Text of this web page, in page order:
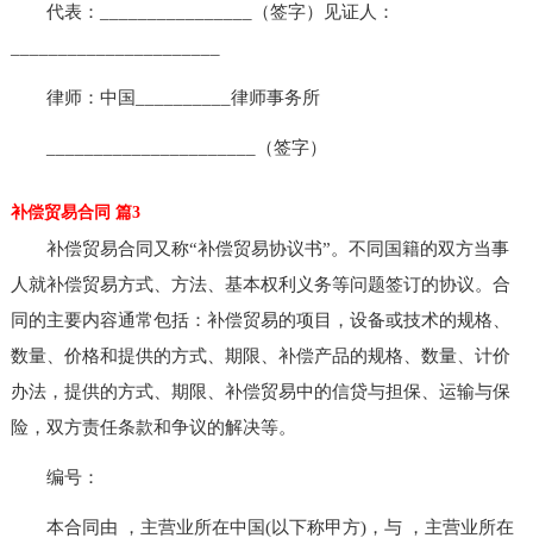
代表：________________（签字）见证人：
律师：中国__________律师事务所
______________________（签字）
补偿贸易合同 篇3
补偿贸易合同又称“补偿贸易协议书”。不同国籍的双方当事
人就补偿贸易方式、方法、基本权利义务等问题签订的协议。合
同的主要内容通常包括：补偿贸易的项目，设备或技术的规格、
数量、价格和提供的方式、期限、补偿产品的规格、数量、计价
办法，提供的方式、期限、补偿贸易中的信贷与担保、运输与保
险，双方责任条款和争议的解决等。
编号：
本合同由 ，主营业所在中国(以下称甲方)，与 ，主营业所在